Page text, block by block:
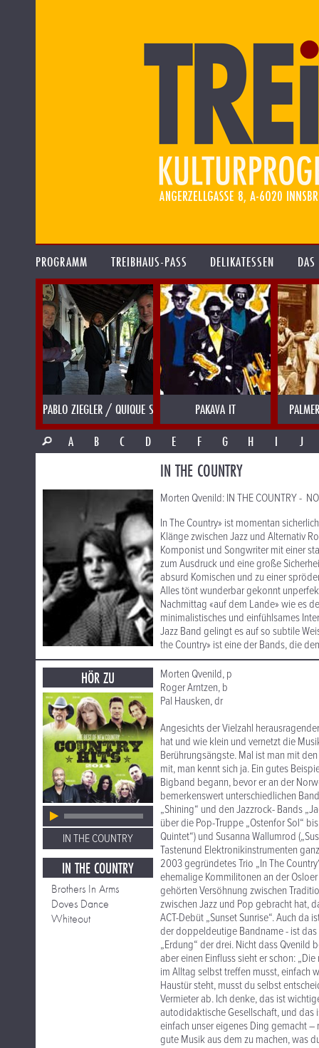
PROGRAMM TREIBHAUS-PASS DELIKATESSEN
PABLO ZIEGLER / QUIQUE SINESI PAKAVA IT
A
B C D E F G H I J
IN THE COUNTRY
Morten Qvenild: IN THE COUNTRY -
In The Country» ist momentan
Klänge zwischen Jazz und Alternativ
Komponist und Songwriter mit einer
zum Ausdruck und eine große
absurd Komischen und zu einer
Alles tönt wunderbar gekonnt
Nachmittag «auf dem Lande» wie es
minimalistisches und einfühlsames
Jazz Band gelingt es auf so subtile
the Country» ist eine der Bands, die
HÖR ZU
IN THE COUNTRY
IN THE COUNTRY
Brothers In Arms
Doves Dance
Whiteout
Morten Qvenild, p
Roger Arntzen, b
Pal Hausken, dr
Angesichts der Vielzahl
hat und wie klein und vernetzt die
Berührungsängste. Mal ist man mit
mit, man kennt sich ja. Ein gutes
Bigband begann, bevor er an der
bemerkenswert unterschiedlichen
„Shining“ und den Jazzrock- Bands
über die Pop-Truppe „Ostenfor Sol“
Quintet“) und Susanna Wallumrod
Tastenund Elektronikinstrumenten
2003 gegründetes Trio „In The
ehemalige Kommilitonen an der
gehörten Versöhnung zwischen
zwischen Jazz und Pop gebracht hat,
ACT-Debüt „Sunset Sunrise“. Auch da
der doppeldeutige Bandname - ist
„Erdung“ der drei. Nicht dass Qvenild
aber einen Einfluss sieht er schon:
im Alltag selbst treffen musst, einfach
Haustür steht, musst du selbst
Vermieter ab. Ich denke, das ist
autodidaktische Gesellschaft, und das
einfach unser eigenes Ding gemacht
gute Musik aus dem zu machen, was